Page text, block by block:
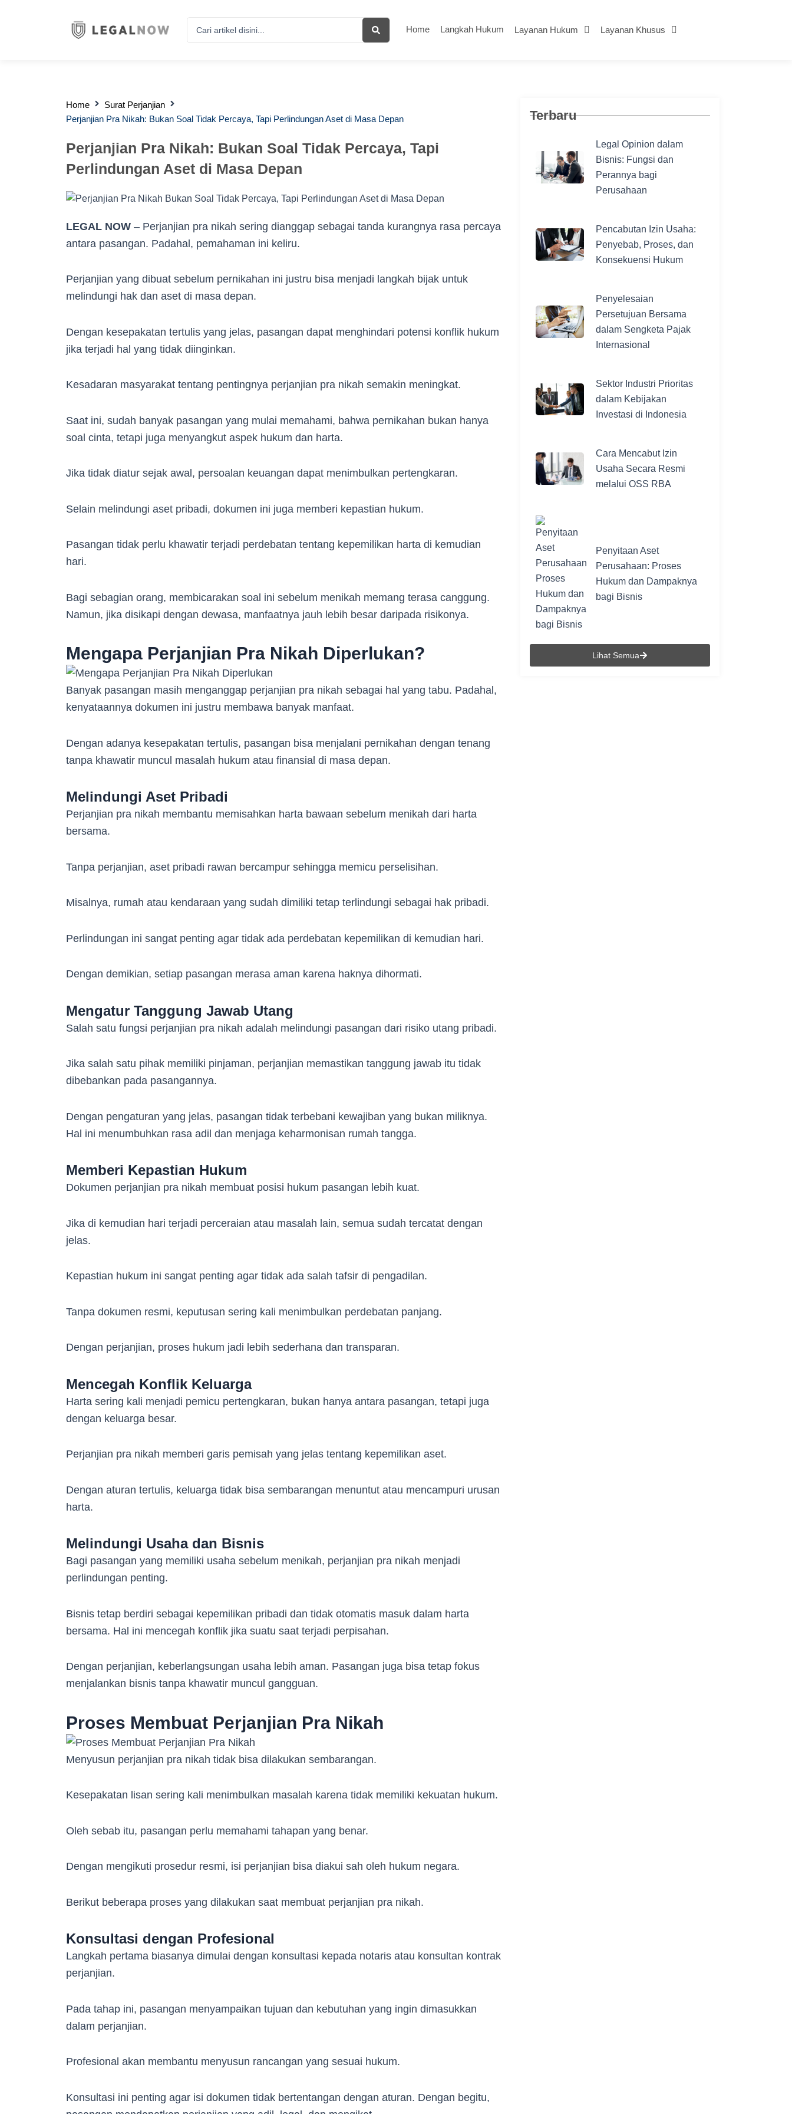
Home Langkah Hukum Layanan Hukum Layanan Khusus
Home
Surat Perjanjian
Perjanjian Pra Nikah: Bukan Soal Tidak Percaya, Tapi Perlindungan Aset di Masa Depan
Perjanjian Pra Nikah: Bukan Soal Tidak Percaya, Tapi
Perlindungan Aset di Masa Depan
LEGAL NOW – Perjanjian pra nikah sering dianggap sebagai tanda kurangnya rasa percaya
antara pasangan. Padahal, pemahaman ini keliru.
Perjanjian yang dibuat sebelum pernikahan ini justru bisa menjadi langkah bijak untuk
melindungi hak dan aset di masa depan.
Dengan kesepakatan tertulis yang jelas, pasangan dapat menghindari potensi konflik hukum
jika terjadi hal yang tidak diinginkan.
Kesadaran masyarakat tentang pentingnya perjanjian pra nikah semakin meningkat.
Saat ini, sudah banyak pasangan yang mulai memahami, bahwa pernikahan bukan hanya
soal cinta, tetapi juga menyangkut aspek hukum dan harta.
Jika tidak diatur sejak awal, persoalan keuangan dapat menimbulkan pertengkaran.
Selain melindungi aset pribadi, dokumen ini juga memberi kepastian hukum.
Pasangan tidak perlu khawatir terjadi perdebatan tentang kepemilikan harta di kemudian
hari.
Bagi sebagian orang, membicarakan soal ini sebelum menikah memang terasa canggung.
Namun, jika disikapi dengan dewasa, manfaatnya jauh lebih besar daripada risikonya.
Mengapa Perjanjian Pra Nikah Diperlukan?
Banyak pasangan masih menganggap perjanjian pra nikah sebagai hal yang tabu. Padahal,
kenyataannya dokumen ini justru membawa banyak manfaat.
Dengan adanya kesepakatan tertulis, pasangan bisa menjalani pernikahan dengan tenang
tanpa khawatir muncul masalah hukum atau finansial di masa depan.
Melindungi Aset Pribadi
Perjanjian pra nikah membantu memisahkan harta bawaan sebelum menikah dari harta
bersama.
Tanpa perjanjian, aset pribadi rawan bercampur sehingga memicu perselisihan.
Misalnya, rumah atau kendaraan yang sudah dimiliki tetap terlindungi sebagai hak pribadi.
Perlindungan ini sangat penting agar tidak ada perdebatan kepemilikan di kemudian hari.
Dengan demikian, setiap pasangan merasa aman karena haknya dihormati.
Mengatur Tanggung Jawab Utang
Salah satu fungsi perjanjian pra nikah adalah melindungi pasangan dari risiko utang pribadi.
Jika salah satu pihak memiliki pinjaman, perjanjian memastikan tanggung jawab itu tidak
dibebankan pada pasangannya.
Dengan pengaturan yang jelas, pasangan tidak terbebani kewajiban yang bukan miliknya.
Hal ini menumbuhkan rasa adil dan menjaga keharmonisan rumah tangga.
Memberi Kepastian Hukum
Dokumen perjanjian pra nikah membuat posisi hukum pasangan lebih kuat.
Jika di kemudian hari terjadi perceraian atau masalah lain, semua sudah tercatat dengan
jelas.
Kepastian hukum ini sangat penting agar tidak ada salah tafsir di pengadilan.
Tanpa dokumen resmi, keputusan sering kali menimbulkan perdebatan panjang.
Dengan perjanjian, proses hukum jadi lebih sederhana dan transparan.
Mencegah Konflik Keluarga
Harta sering kali menjadi pemicu pertengkaran, bukan hanya antara pasangan, tetapi juga
dengan keluarga besar.
Perjanjian pra nikah memberi garis pemisah yang jelas tentang kepemilikan aset.
Dengan aturan tertulis, keluarga tidak bisa sembarangan menuntut atau mencampuri urusan
harta.
Melindungi Usaha dan Bisnis
Bagi pasangan yang memiliki usaha sebelum menikah, perjanjian pra nikah menjadi
perlindungan penting.
Bisnis tetap berdiri sebagai kepemilikan pribadi dan tidak otomatis masuk dalam harta
bersama. Hal ini mencegah konflik jika suatu saat terjadi perpisahan.
Dengan perjanjian, keberlangsungan usaha lebih aman. Pasangan juga bisa tetap fokus
menjalankan bisnis tanpa khawatir muncul gangguan.
Proses Membuat Perjanjian Pra Nikah
Menyusun perjanjian pra nikah tidak bisa dilakukan sembarangan.
Kesepakatan lisan sering kali menimbulkan masalah karena tidak memiliki kekuatan hukum.
Oleh sebab itu, pasangan perlu memahami tahapan yang benar.
Dengan mengikuti prosedur resmi, isi perjanjian bisa diakui sah oleh hukum negara.
Berikut beberapa proses yang dilakukan saat membuat perjanjian pra nikah.
Konsultasi dengan Profesional
Langkah pertama biasanya dimulai dengan konsultasi kepada notaris atau konsultan kontrak
perjanjian.
Pada tahap ini, pasangan menyampaikan tujuan dan kebutuhan yang ingin dimasukkan
dalam perjanjian.
Profesional akan membantu menyusun rancangan yang sesuai hukum.
Konsultasi ini penting agar isi dokumen tidak bertentangan dengan aturan. Dengan begitu,
Terbaru
Legal Opinion dalam
Bisnis: Fungsi dan
Perannya bagi
Perusahaan
Pencabutan Izin Usaha:
Penyebab, Proses, dan
Konsekuensi Hukum
Penyelesaian
Persetujuan Bersama
dalam Sengketa Pajak
Internasional
Sektor Industri Prioritas
dalam Kebijakan
Investasi di Indonesia
Cara Mencabut Izin
Usaha Secara Resmi
melalui OSS RBA
Penyitaan Aset
Perusahaan: Proses
Hukum dan Dampaknya
bagi Bisnis
Lihat Semua